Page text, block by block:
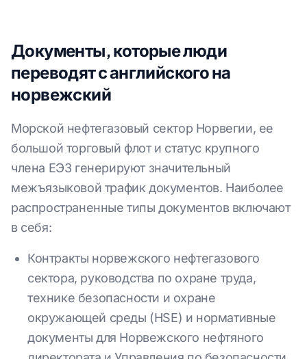
Документы, которые люди
переводят с английского на
норвежский
Морской нефтегазовый сектор Норвегии, ее
большой торговый флот и статус крупного
члена ЕЭЗ генерируют значительный
межъязыковой трафик документов. Наиболее
распространенные типы документов включают
в себя:
Контракты норвежского нефтегазового
сектора, руководства по охране труда,
технике безопасности и охране
окружающей среды (HSE) и нормативные
документы для Норвежского нефтяного